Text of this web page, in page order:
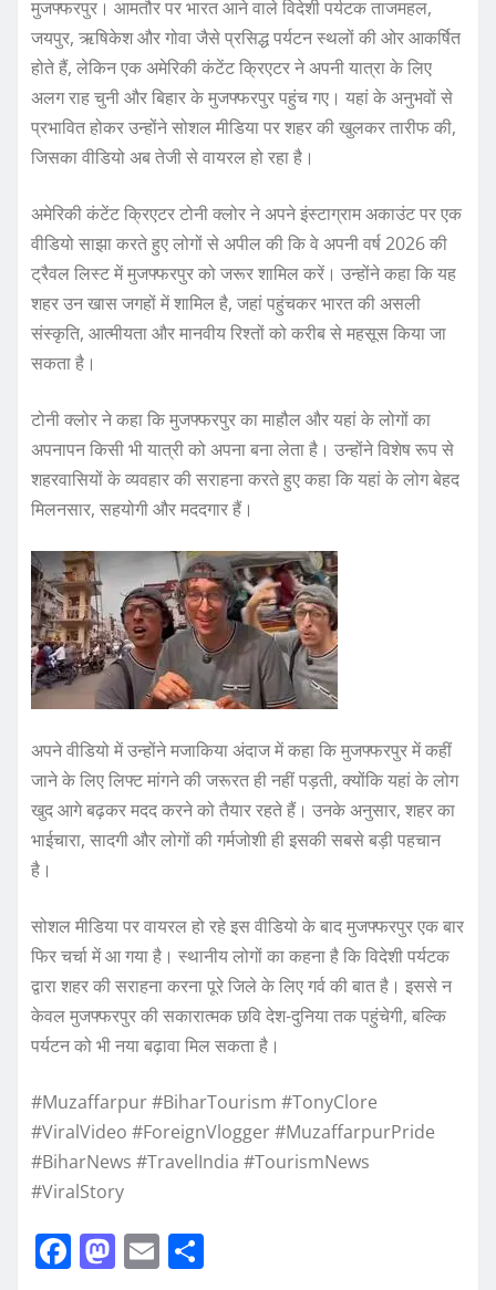
मुजफ्फरपुर। आमतौर पर भारत आने वाले विदेशी पर्यटक ताजमहल,
जयपुर, ऋषिकेश और गोवा जैसे प्रसिद्ध पर्यटन स्थलों की ओर आकर्षित
होते हैं, लेकिन एक अमेरिकी कंटेंट क्रिएटर ने अपनी यात्रा के लिए
अलग राह चुनी और बिहार के मुजफ्फरपुर पहुंच गए। यहां के अनुभवों से
प्रभावित होकर उन्होंने सोशल मीडिया पर शहर की खुलकर तारीफ की,
जिसका वीडियो अब तेजी से वायरल हो रहा है।
अमेरिकी कंटेंट क्रिएटर टोनी क्लोर ने अपने इंस्टाग्राम अकाउंट पर एक
वीडियो साझा करते हुए लोगों से अपील की कि वे अपनी वर्ष 2026 की
ट्रैवल लिस्ट में मुजफ्फरपुर को जरूर शामिल करें। उन्होंने कहा कि यह
शहर उन खास जगहों में शामिल है, जहां पहुंचकर भारत की असली
संस्कृति, आत्मीयता और मानवीय रिश्तों को करीब से महसूस किया जा
सकता है।
टोनी क्लोर ने कहा कि मुजफ्फरपुर का माहौल और यहां के लोगों का
अपनापन किसी भी यात्री को अपना बना लेता है। उन्होंने विशेष रूप से
शहरवासियों के व्यवहार की सराहना करते हुए कहा कि यहां के लोग बेहद
मिलनसार, सहयोगी और मददगार हैं।
अपने वीडियो में उन्होंने मजाकिया अंदाज में कहा कि मुजफ्फरपुर में कहीं
जाने के लिए लिफ्ट मांगने की जरूरत ही नहीं पड़ती, क्योंकि यहां के लोग
खुद आगे बढ़कर मदद करने को तैयार रहते हैं। उनके अनुसार, शहर का
भाईचारा, सादगी और लोगों की गर्मजोशी ही इसकी सबसे बड़ी पहचान
है।
सोशल मीडिया पर वायरल हो रहे इस वीडियो के बाद मुजफ्फरपुर एक बार
फिर चर्चा में आ गया है। स्थानीय लोगों का कहना है कि विदेशी पर्यटक
द्वारा शहर की सराहना करना पूरे जिले के लिए गर्व की बात है। इससे न
केवल मुजफ्फरपुर की सकारात्मक छवि देश-दुनिया तक पहुंचेगी, बल्कि
पर्यटन को भी नया बढ़ावा मिल सकता है।
#Muzaffarpur #BiharTourism #TonyClore
#ViralVideo #ForeignVlogger #MuzaffarpurPride
#BiharNews #TravelIndia #TourismNews
#ViralStory
F M E